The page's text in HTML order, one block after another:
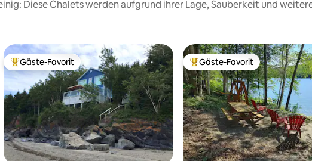
Diese Chalets werden aufgrund ihrer Lage, Sauberkeit und
Beliebter Gäste-Favorit.
Gäste-Favorit Beliebter Gäste-Favorit.
Gäste-Favorit